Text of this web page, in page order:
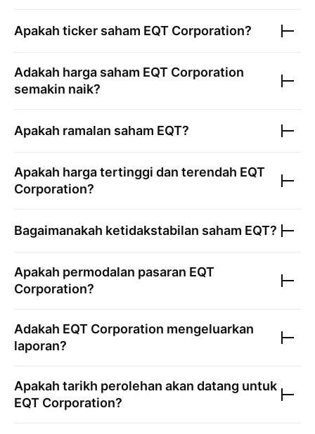
Apakah ticker saham EQT Corporation?
Adakah harga saham EQT Corporation
semakin naik?
Apakah ramalan saham EQT?
Apakah harga tertinggi dan terendah EQT
Corporation?
Bagaimanakah ketidakstabilan saham EQT?
Apakah permodalan pasaran EQT
Corporation?
Adakah EQT Corporation mengeluarkan
laporan?
Apakah tarikh perolehan akan datang untuk
EQT Corporation?